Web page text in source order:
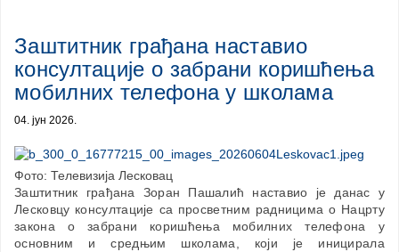
Заштитник грађана наставио
консултације о забрани коришћења
мобилних телефона у школама
04. јун 2026.
Фото: Телевизија Лесковац
Заштитник грађана Зоран Пашалић наставио је данас у
Лесковцу консултације са просветним радницима о Нацрту
закона о забрани коришћења мобилних телефона у
основним и средњим школама, који је иницирала